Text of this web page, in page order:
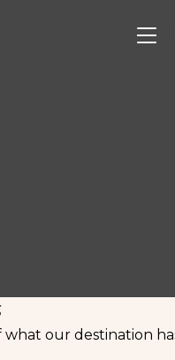
our destination